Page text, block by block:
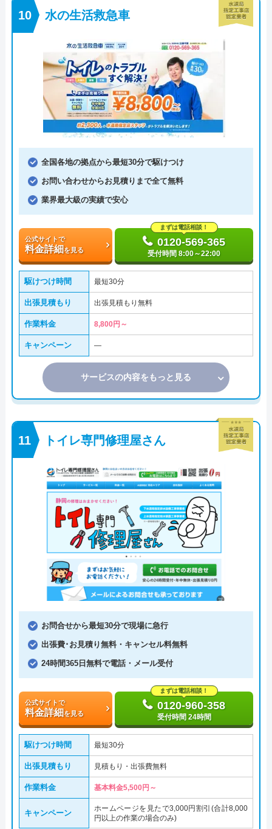
水の生活救急車
全国各地の拠点から最短30分で駆けつけ
お問い合わせからお見積りまで全て無料
業界最大級の実績で安心
公式サイトで
料金詳細を見る
まずは電話相談！
0120-569-365
受付時間 8:00～22:00
駆けつけ時間 最短30分
出張見積もり 出張見積もり無料
作業料金 8,800円～
キャンペーン ―
サービスの内容をもっと見る
トイレ専門修理屋さん
お問合せから最短30分で現場に急行
出張費･お見積り無料・キャンセル料無料
24時間365日無料で電話・メール受付
公式サイトで
料金詳細を見る
まずは電話相談！
0120-960-358
受付時間 24時間
駆けつけ時間 最短30分
出張見積もり 見積もり・出張費無料
作業料金 基本料金5,500円～
キャンペーン
ホームページを見たで3,000円割引(合計8,000
円以上の作業の場合のみ)